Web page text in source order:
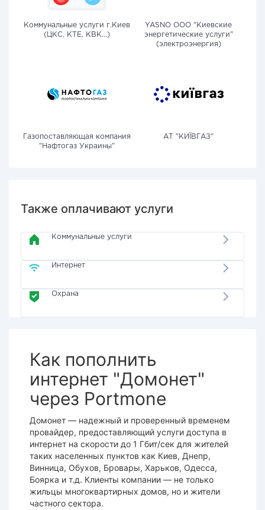
Коммунальные услуги г.Киев
(ЦКС, КТЕ, КВК...)
YASNO OOO "Киевские
энергетические услуги"
(электроэнергия)
Газопоставляющая компания
"Нафтогаз Украины"
АТ "КИЇВГАЗ"
Также оплачивают услуги
Коммунальные услуги
Интернет
Охрана
Как пополнить
интернет "Домонет"
через Portmone
Домонет — надежный и проверенный временем
провайдер, предоставляющий услуги доступа в
интернет на скорости до 1 Гбит/сек для жителей
таких населенных пунктов как Киев, Днепр,
Винница, Обухов, Бровары, Харьков, Одесса,
Боярка и т.д. Клиенты компании — не только
жильцы многоквартирных домов, но и жители
частного сектора.